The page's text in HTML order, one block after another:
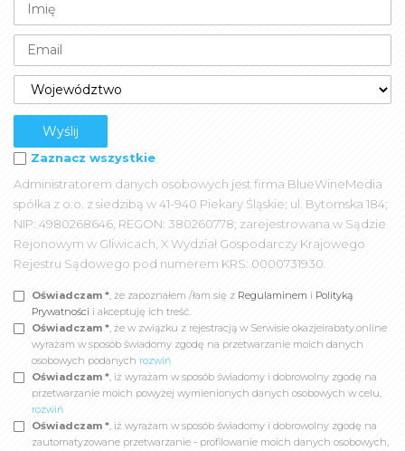
Zaznacz wszystkie
Administratorem danych osobowych jest firma BlueWineMedia
spółka z o.o. z siedzibą w 41-940 Piekary Śląskie; ul. Bytomska 184;
NIP: 4980268646, REGON: 380260778; zarejestrowana w Sądzie
Rejonowym w Gliwicach, X Wydział Gospodarczy Krajowego
Rejestru Sądowego pod numerem KRS: 0000731930.
Oświadczam *, że zapoznałem /łam się z Regulaminem i Polityką
Prywatności i akceptuję ich treść.
Oświadczam *, że w związku z rejestracją w Serwisie okazjeirabaty.online
wyrażam w sposób świadomy zgodę na przetwarzanie moich danych
osobowych podanych rozwiń
Oświadczam *, iż wyrażam w sposób świadomy i dobrowolny zgodę na
przetwarzanie moich powyżej wymienionych danych osobowych w celu,
rozwiń
Oświadczam *, iż wyrażam w sposób świadomy i dobrowolny zgodę na
zautomatyzowane przetwarzanie - profilowanie moich danych osobowych,